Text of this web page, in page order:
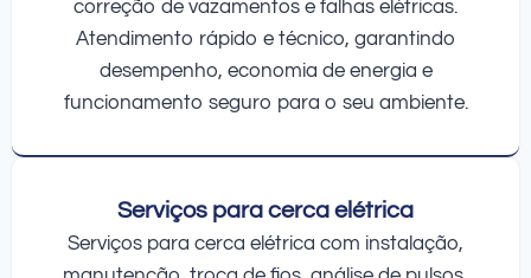
correção de vazamentos e falhas elétricas.
Atendimento rápido e técnico, garantindo
desempenho, economia de energia e
funcionamento seguro para o seu ambiente.
Serviços para cerca elétrica
Serviços para cerca elétrica com instalação,